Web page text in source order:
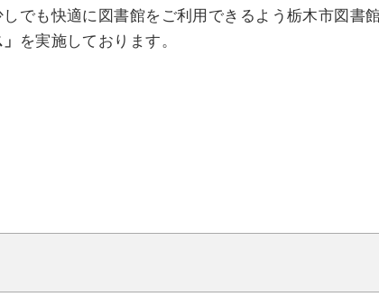
でも快適に図書館をご利用できるよう栃木市図書
を実施しております。